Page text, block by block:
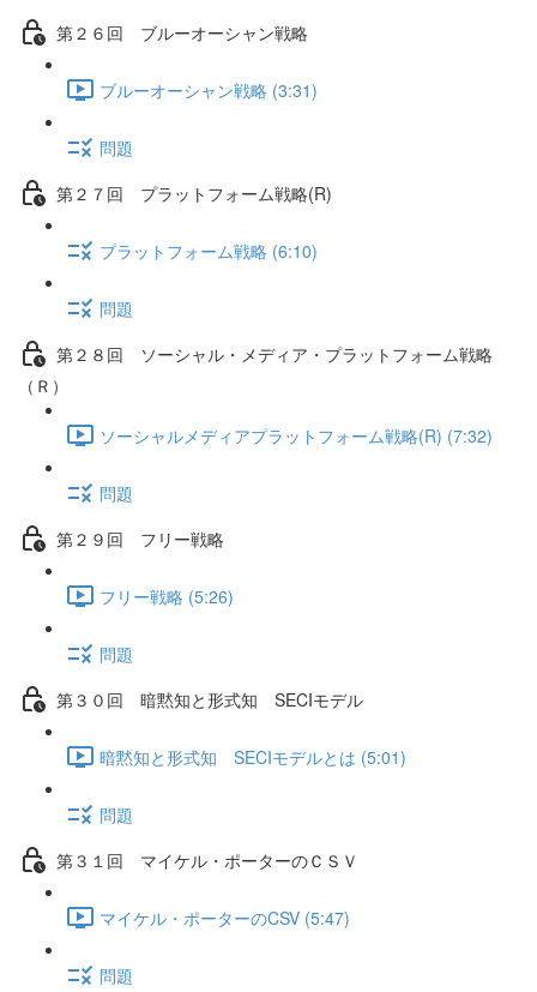
第２６回 ブルーオーシャン戦略
ブルーオーシャン戦略 (3:31)
問題
第２７回 プラットフォーム戦略(R)
プラットフォーム戦略 (6:10)
問題
第２８回 ソーシャル・メディア・プラットフォーム戦略
（Ｒ）
ソーシャルメディアプラットフォーム戦略(R) (7:32)
問題
第２９回 フリー戦略
フリー戦略 (5:26)
問題
第３０回 暗黙知と形式知 SECIモデル
暗黙知と形式知 SECIモデルとは (5:01)
問題
第３１回 マイケル・ポーターのＣＳＶ
マイケル・ポーターのCSV (5:47)
問題